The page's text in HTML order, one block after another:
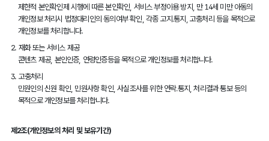
제한적 본인확인제 시행에 따른 본인확인, 서비스 부정이용 방지, 만 14세 미만 아동의
개인정보 처리시 법정대리인의 동의여부 확인, 각종 고지․통지, 고충처리 등을 목적으로
개인정보를 처리합니다.
2. 재화 또는 서비스 제공
콘텐츠 제공, 본인인증, 연령인증등을 목적으로 개인정보를 처리합니다.
3. 고충처리
민원인의 신원 확인, 민원사항 확인, 사실조사를 위한 연락․통지, 처리결과 통보 등의
목적으로 개인정보를 처리합니다.
제2조(개인정보의 처리 및 보유기간)